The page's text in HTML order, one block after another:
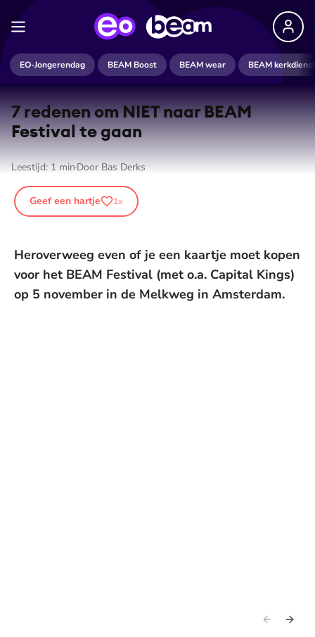
EO-Jongerendag BEAM Boost BEAM wear BEAM kerkdienst
7 redenen om NIET naar BEAM
Festival te gaan
Leestijd:1minDoorBas Derks
Geef een hartje 1x
Heroverweeg even of je een kaartje moet kopen
voor het BEAM Festival (met o.a. Capital Kings)
op 5 november in de Melkweg in Amsterdam.